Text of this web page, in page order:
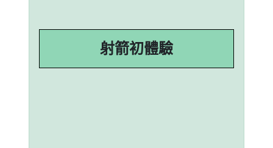
射箭初體驗